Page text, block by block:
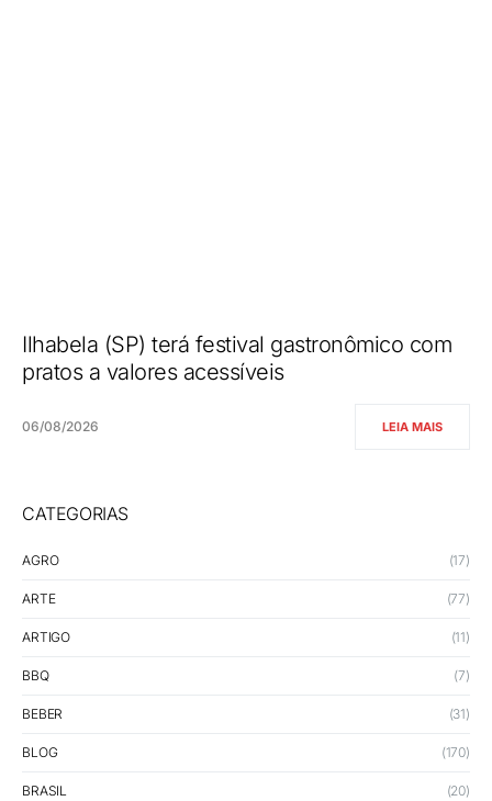
Ilhabela (SP) terá festival gastronômico com
pratos a valores acessíveis
06/08/2026 LEIA MAIS
CATEGORIAS
AGRO (17)
ARTE (77)
ARTIGO (11)
BBQ (7)
BEBER (31)
BLOG (170)
BRASIL (20)